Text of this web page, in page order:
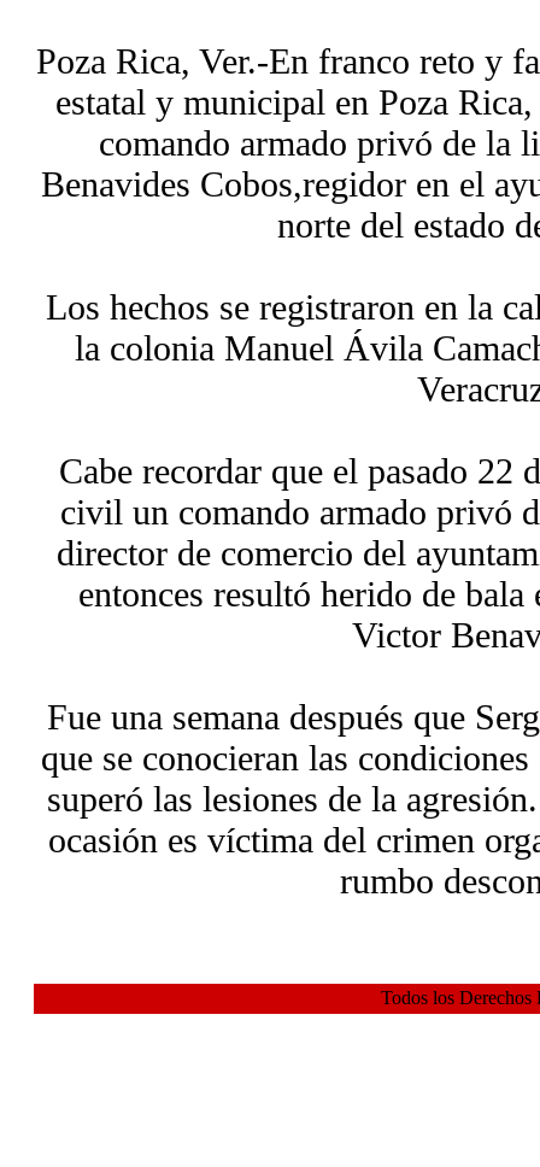
Poza Rica, Ver.-En franco reto y
estatal y municipal en Poza
comando armado privó de la
Benavides Cobos,regidor en el
norte del estado
Los hechos se registraron en la
la colonia Manuel Ávila
Cabe recordar que el pasado 22
civil un comando armado privó
director de comercio del
entonces resultó herido de
Victor
Fue una semana después que
que se conocieran las
superó las lesiones de la
ocasión es víctima del crimen
rumbo
Todos los Derechos